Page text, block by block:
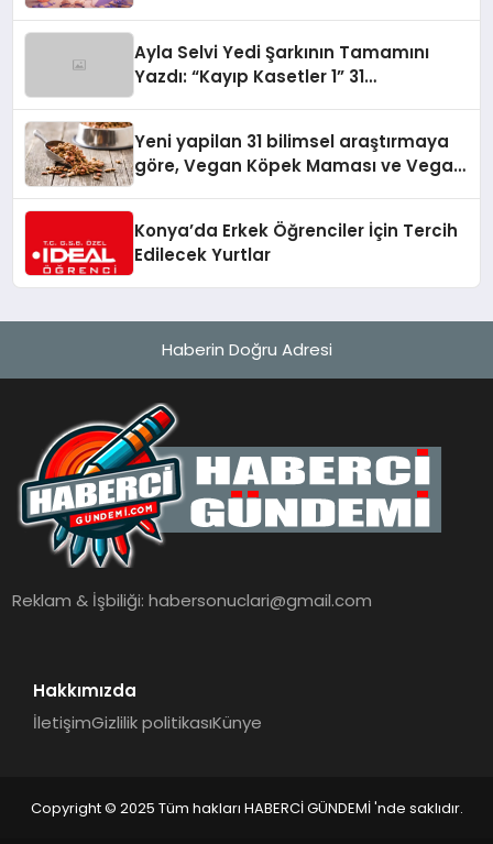
Ayla Selvi Yedi Şarkının Tamamını
Yazdı: “Kayıp Kasetler 1” 31
Yeni yapilan 31 bilimsel araştırmaya
göre, Vegan Köpek Maması ve Vegan
Konya’da Erkek Öğrenciler İçin Tercih
Edilecek Yurtlar
Haberin Doğru Adresi
Reklam & İşbiliği:habersonuclari@gmail.com
Hakkımızda
İletişimGizlilik politikasıKünye
Copyright © 2025 Tüm hakları HABERCİ GÜNDEMİ 'nde saklıdır.